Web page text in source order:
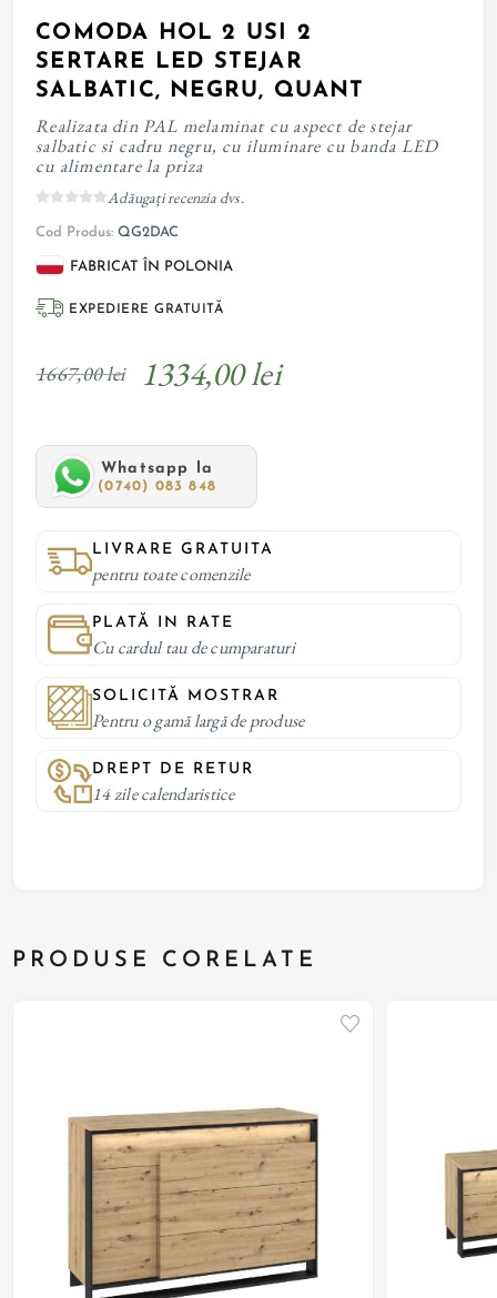
COMODA HOL 2 USI 2
SERTARE LED STEJAR
SALBATIC, NEGRU, QUANT
Realizata din PAL melaminat cu aspect de stejar
salbatic si cadru negru, cu iluminare cu banda LED
cu alimentare la priza
Adăugați recenzia dvs.
Cod Produs: QG2DAC
FABRICAT ÎN POLONIA
EXPEDIERE GRATUITĂ
1667,00 lei 1334,00 lei
Whatsapp la
(0740) 083 848
LIVRARE GRATUITA
pentru toate comenzile
PLATĂ IN RATE
Cu cardul tau de cumparaturi
SOLICITĂ MOSTRAR
Pentru o gamă largă de produse
DREPT DE RETUR
14 zile calendaristice
PRODUSE CORELATE